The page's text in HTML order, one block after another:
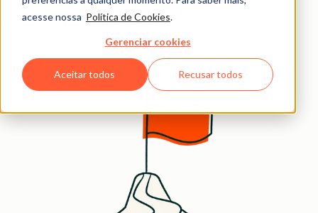
acesse nossa Política de Cookies.
Gerenciar cookies
Aceitar todos Recusar todos
impressionantes com as ferramentas e soluções da